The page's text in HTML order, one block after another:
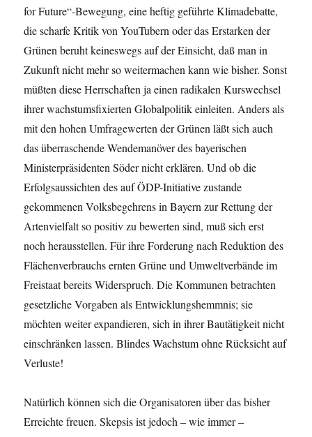
for Future“-Bewegung, eine heftig geführte Klimadebatte,
die scharfe Kritik von YouTubern oder das Erstarken der
Grünen beruht keineswegs auf der Einsicht, daß man in
Zukunft nicht mehr so weitermachen kann wie bisher. Sonst
müßten diese Herrschaften ja einen radikalen Kurswechsel
ihrer wachstumsfixierten Globalpolitik einleiten. Anders als
mit den hohen Umfragewerten der Grünen läßt sich auch
das überraschende Wendemanöver des bayerischen
Ministerpräsidenten Söder nicht erklären. Und ob die
Erfolgsaussichten des auf ÖDP-Initiative zustande
gekommenen Volksbegehrens in Bayern zur Rettung der
Artenvielfalt so positiv zu bewerten sind, muß sich erst
noch herausstellen. Für ihre Forderung nach Reduktion des
Flächenverbrauchs ernten Grüne und Umweltverbände im
Freistaat bereits Widerspruch. Die Kommunen betrachten
gesetzliche Vorgaben als Entwicklungshemmnis; sie
möchten weiter expandieren, sich in ihrer Bautätigkeit nicht
einschränken lassen. Blindes Wachstum ohne Rücksicht auf
Verluste!
Natürlich können sich die Organisatoren über das bisher
Erreichte freuen. Skepsis ist jedoch – wie immer –